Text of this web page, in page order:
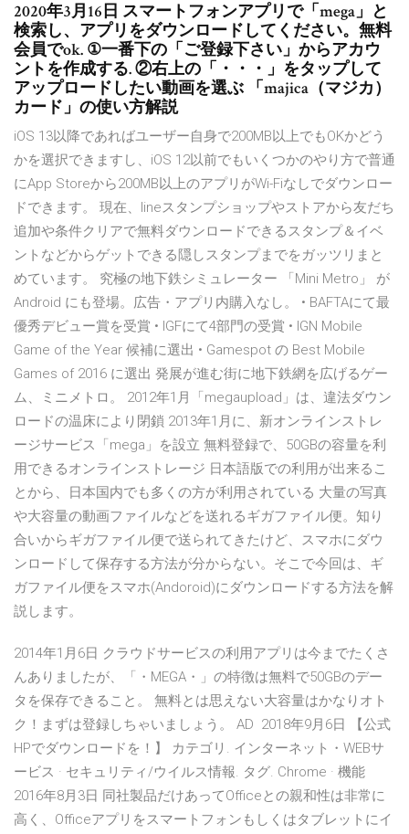
2020年3月16日 スマートフォンアプリで「mega」と
検索し、アプリをダウンロードしてください。無料
会員でok. ①一番下の「ご登録下さい」からアカウ
ントを作成する. ②右上の「・・・」をタップして
アップロードしたい動画を選ぶ 「majica（マジカ）
カード」の使い方解説
iOS 13以降であればユーザー自身で200MB以上でもOKかどう
かを選択できますし、iOS 12以前でもいくつかのやり方で普通
にApp Storeから200MB以上のアプリがWi-Fiなしでダウンロー
ドできます。 現在、lineスタンプショップやストアから友だち
追加や条件クリアで無料ダウンロードできるスタンプ＆イベ
ントなどからゲットできる隠しスタンプまでをガッツリまと
めています。 究極の地下鉄シミュレーター 「Mini Metro」 が
Android にも登場。広告・アプリ内購入なし。 • BAFTAにて最
優秀デビュー賞を受賞 • IGFにて4部門の受賞 • IGN Mobile
Game of the Year 候補に選出 • Gamespot の Best Mobile
Games of 2016 に選出 発展が進む街に地下鉄網を広げるゲー
ム、ミニメトロ。 2012年1月「megaupload」は、違法ダウン
ロードの温床により閉鎖 2013年1月に、新オンラインストレ
ージサービス「mega」を設立 無料登録で、50GBの容量を利
用できるオンラインストレージ 日本語版での利用が出来るこ
とから、日本国内でも多くの方が利用されている 大量の写真
や大容量の動画ファイルなどを送れるギガファイル便。知り
合いからギガファイル便で送られてきたけど、スマホにダウ
ンロードして保存する方法が分からない。そこで今回は、ギ
ガファイル便をスマホ(Andoroid)にダウンロードする方法を解
説します。
2014年1月6日 クラウドサービスの利用アプリは今までたくさ
んありましたが、「・MEGA・」の特徴は無料で50GBのデー
タを保存できること。 無料とは思えない大容量はかなりオト
ク！まずは登録しちゃいましょう。 AD 2018年9月6日 【公式
HPでダウンロードを！】 カテゴリ. インターネット・WEBサ
ービス · セキュリティ/ウイルス情報. タグ. Chrome · 機能
2016年8月3日 同社製品だけあってOfficeとの親和性は非常に
高く、Officeアプリをスマートフォンもしくはタブレットにイ